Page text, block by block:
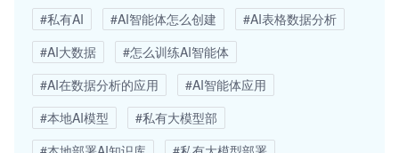
#私有AI
#AI智能体怎么创建
#AI表格数据分析
#AI大数据
#怎么训练AI智能体
#AI在数据分析的应用
#AI智能体应用
#本地AI模型
#私有大模型部